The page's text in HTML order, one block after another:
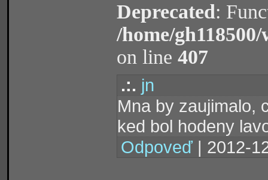
Deprecated:
/home/
on line 407
.:. jn
Mna by zaujimalo,
ked bol hodeny
Odpoveď | 2012-